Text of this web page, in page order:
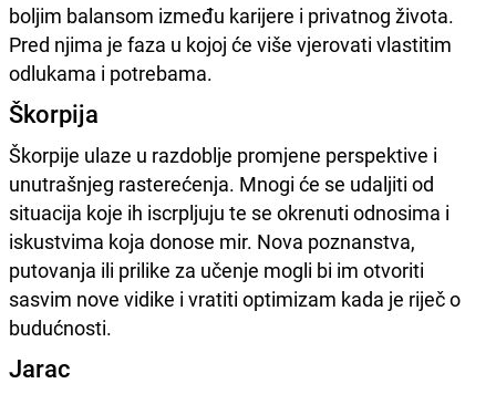
boljim balansom između karijere i privatnog života.
Pred njima je faza u kojoj će više vjerovati vlastitim
odlukama i potrebama.
Škorpija
Škorpije ulaze u razdoblje promjene perspektive i
unutrašnjeg rasterećenja. Mnogi će se udaljiti od
situacija koje ih iscrpljuju te se okrenuti odnosima i
iskustvima koja donose mir. Nova poznanstva,
putovanja ili prilike za učenje mogli bi im otvoriti
sasvim nove vidike i vratiti optimizam kada je riječ o
budućnosti.
Jarac